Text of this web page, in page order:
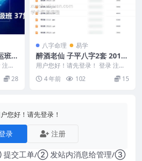
班高
册
级班
28
八字命理 易学
醉酒老仙 子平八字2套 2013
年12月子平八字培训录音+讲
义 百度网盘下载
用户您好！请先登录！ 登录 注册
醉酒老仙 子平八字2套 2013年12
月子平八...
4 年前 102 15
您好！请先登录！
录 注册
提交工单/② 发站内消息给管理/③